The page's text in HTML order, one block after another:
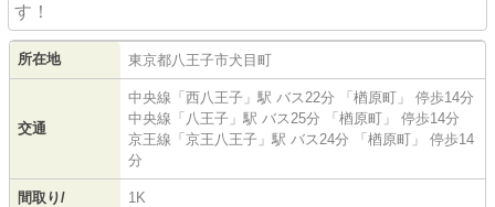
す！
所在地 東京都八王子市犬目町
交通
中央線 「西八王子 」駅 バス22分 「楢原町」 停歩14分
中央線 「 八王子 」駅 バス25分 「楢原町」 停歩14分
京王線 「京王八王子 」駅 バス24分 「楢原町」 停歩14
分
間取り/
1K